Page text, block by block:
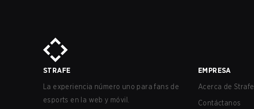
STRAFE
La experiencia número uno para fans de
esports en la web y móvil.
EMPRESA
Acerca de Strafe
Contáctanos